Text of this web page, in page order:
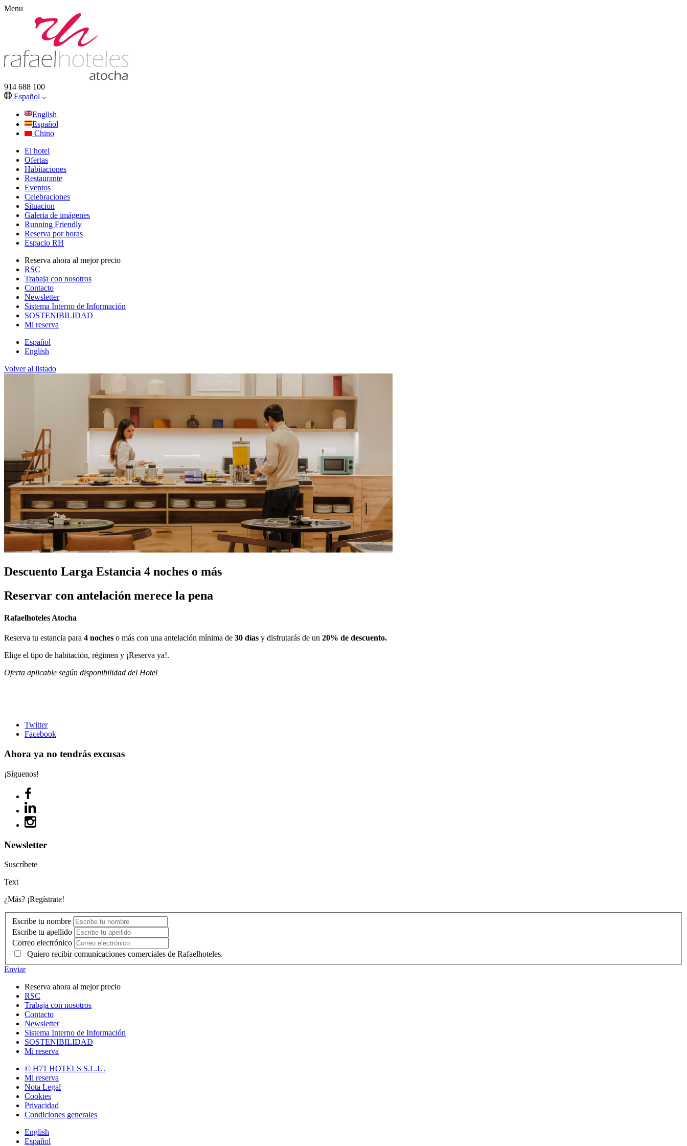
Menu
914 688 100
Español
English
Español
Chino
El hotel
Ofertas
Habitaciones
Restaurante
Eventos
Celebraciones
Situacion
Galeria de imágenes
Running Friendly
Reserva por horas
Espacio RH
Reserva ahora al mejor precio
RSC
Trabaja con nosotros
Contacto
Newsletter
Sistema Interno de Información
SOSTENIBILIDAD
Mi reserva
Español
English
Volver al listado
Descuento Larga Estancia 4 noches o más
Reservar con antelación merece la pena
Rafaelhoteles Atocha
Reserva tu estancia para 4 noches o más con una antelación mínima de 30 días y disfrutarás de un 20% de descuento.
Elige el tipo de habitación, régimen y ¡Reserva ya!.
Oferta aplicable según disponibilidad del Hotel
Twitter
Facebook
Ahora ya no tendrás excusas
¡Síguenos!
Newsletter
Suscríbete
Text
¿Más? ¡Regístrate!
Escribe tu nombre
Escribe tu apellido
Correo electrónico
Quiero recibir comunicaciones comerciales de Rafaelhoteles.
Enviar
Reserva ahora al mejor precio
RSC
Trabaja con nosotros
Contacto
Newsletter
Sistema Interno de Información
SOSTENIBILIDAD
Mi reserva
© H71 HOTELS S.L.U.
Mi reserva
Nota Legal
Cookies
Privacidad
Condiciones generales
English
Español